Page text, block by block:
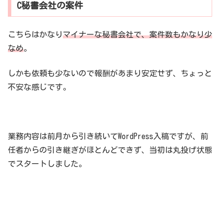
C秘書会社の案件
こちらはかなりマイナーな秘書会社で、案件数もかなり少
なめ。
しかも依頼も少ないので報酬があまり安定せず、ちょっと
不安な感じです。
業務内容は前月から引き続いてWordPress入稿ですが、前
任者からの引き継ぎがほとんどできず、当初は丸投げ状態
でスタートしました。